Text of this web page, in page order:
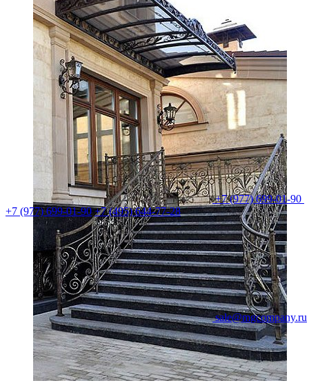
+7 (977) 699-01-90
+7 (977) 699-01-90 +7 (495) 644-77-28
sale@mgcompany.ru